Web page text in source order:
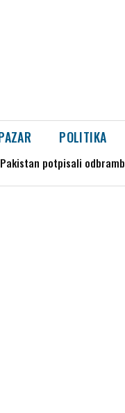
POLITIKA
ilegalna laboratorija